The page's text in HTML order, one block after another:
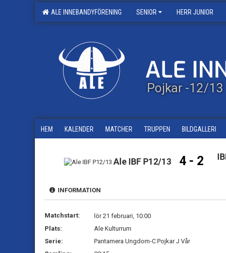
ALE INNEBANDYFÖRENING SENIOR HERR JUNIOR
Pojkar -12/13
HEM KALENDER MATCHER TRUPPEN BILDGALLERI
Ale IBF P12/13 4 - 2
INFORMATION
Matchstart:
lör 21 februari, 10:00
Plats:
Ale Kulturrum
Serie:
Pantamera Ungdom-C Pojkar J Vår